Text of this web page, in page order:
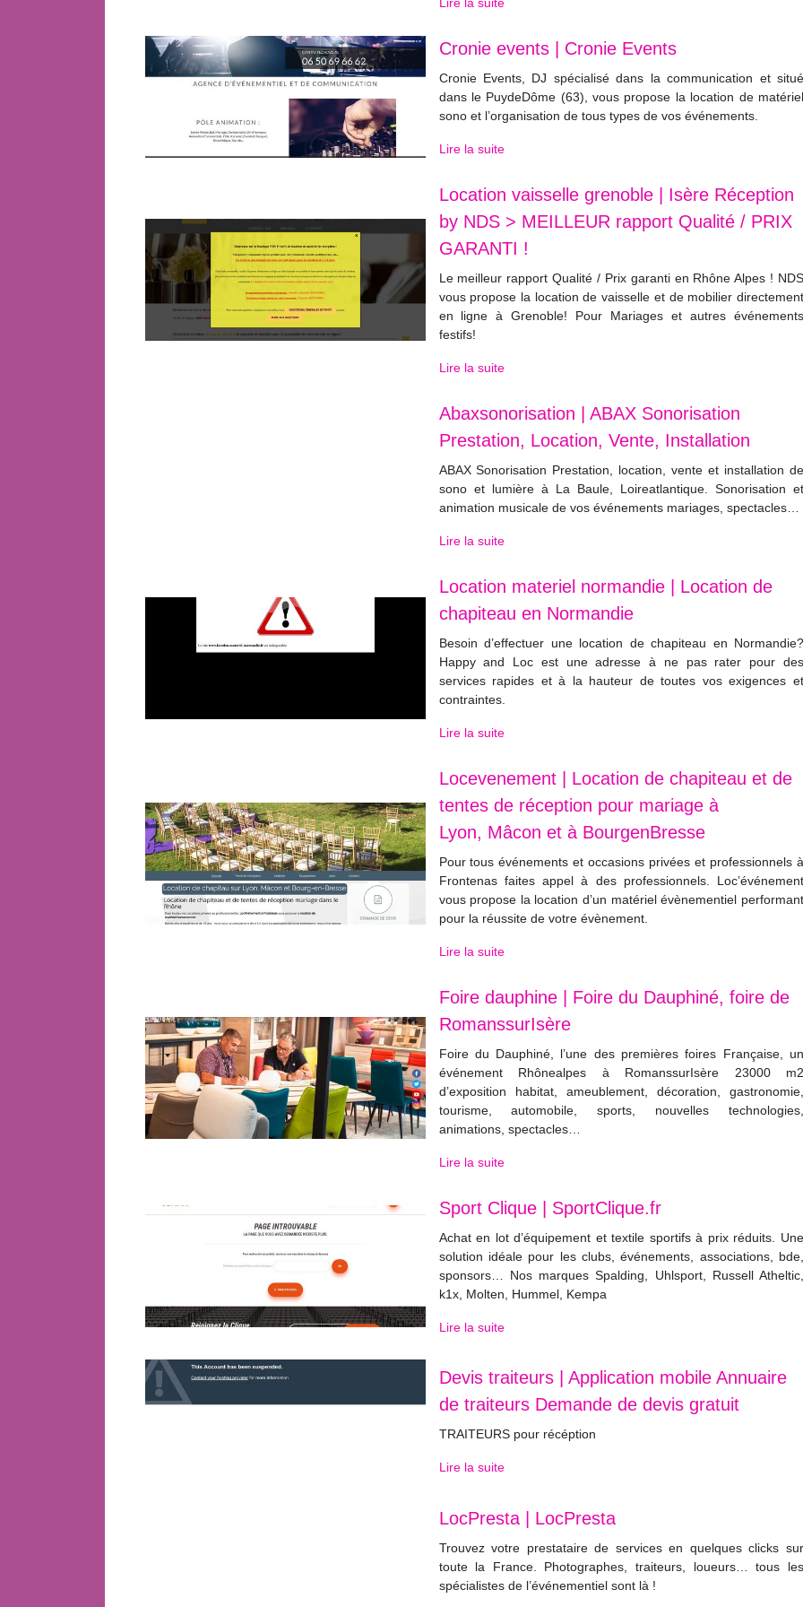
Lire la suite
Cronie events | Cronie Events
Cronie Events, DJ spécialisé dans la communication et situé
dans le PuydeDôme (63), vous propose la location de matériel
sono et l’organisation de tous types de vos événements.
Lire la suite
Location vaisselle grenoble | Isère Réception
by NDS > MEILLEUR rapport Qualité / PRIX
GARANTI !
Le meilleur rapport Qualité / Prix garanti en Rhône Alpes ! NDS
vous propose la location de vaisselle et de mobilier directement
en ligne à Grenoble! Pour Mariages et autres événements
festifs!
Lire la suite
Abax­sonorisa­tion | ABAX Sonorisa­tion
Prestation, Location, Vente, Instal­la­tion
ABAX Sonorisation Prestation, location, vente et installation de
sono et lumière à La Baule, Loireatlantique. Sonorisation et
animation musicale de vos événements mariages, spectacles…
Lire la suite
Location materiel normandie | Location de
chapiteau en Normandie
Besoin d’effectuer une location de chapiteau en Normandie?
Happy and Loc est une adresse à ne pas rater pour des
services rapides et à la hauteur de toutes vos exigences et
contraintes.
Lire la suite
Locevene­ment | Location de chapiteau et de
tentes de réception pour mariage à
Lyon, Mâcon et à BourgenBresse
Pour tous événements et occasions privées et professionnels à
Frontenas faites appel à des professionnels. Loc’événement
vous propose la location d’un matériel évènementiel performant
pour la réussite de votre évènement.
Lire la suite
Foire dauphine | Foire du Dauphiné, foire de
RomanssurIsère
Foire du Dauphiné, l’une des premières foires Française, un
événement Rhônealpes à RomanssurIsère 23000 m2
d’exposition habitat, ameublement, décoration, gastronomie,
tourisme, automobile, sports, nouvelles technologies,
animations, spectacles…
Lire la suite
Sport Clique | SportClique.fr
Achat en lot d’équipement et textile sportifs à prix réduits. Une
solution idéale pour les clubs, événements, associations, bde,
sponsors… Nos marques Spalding, Uhlsport, Russell Atheltic,
k1x, Molten, Hummel, Kempa
Lire la suite
Devis traiteurs | Application mobile Annuaire
de traiteurs Demande de devis gratuit
TRAITEURS pour récéption
Lire la suite
LocPresta | LocPresta
Trouvez votre prestataire de services en quelques clicks sur
toute la France. Photographes, traiteurs, loueurs… tous les
spécialistes de l’événementiel sont là !